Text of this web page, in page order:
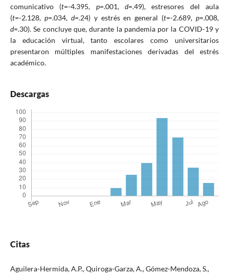
comunicativo (t=-4.395, p=.001,d=.49), estresores del aula
(t=-2.128, p=.034, d=.24) y estrés en general (t=-2.689, p=.008,
d=.30). Se concluye que, durante la pandemia por la COVID-19 y
la educación virtual, tanto escolares como universitarios
presentaron múltiples manifestaciones derivadas del estrés
académico.
Descargas
Citas
Aguilera-Hermida, A.P., Quiroga-Garza, A., Gómez-Mendoza, S.,